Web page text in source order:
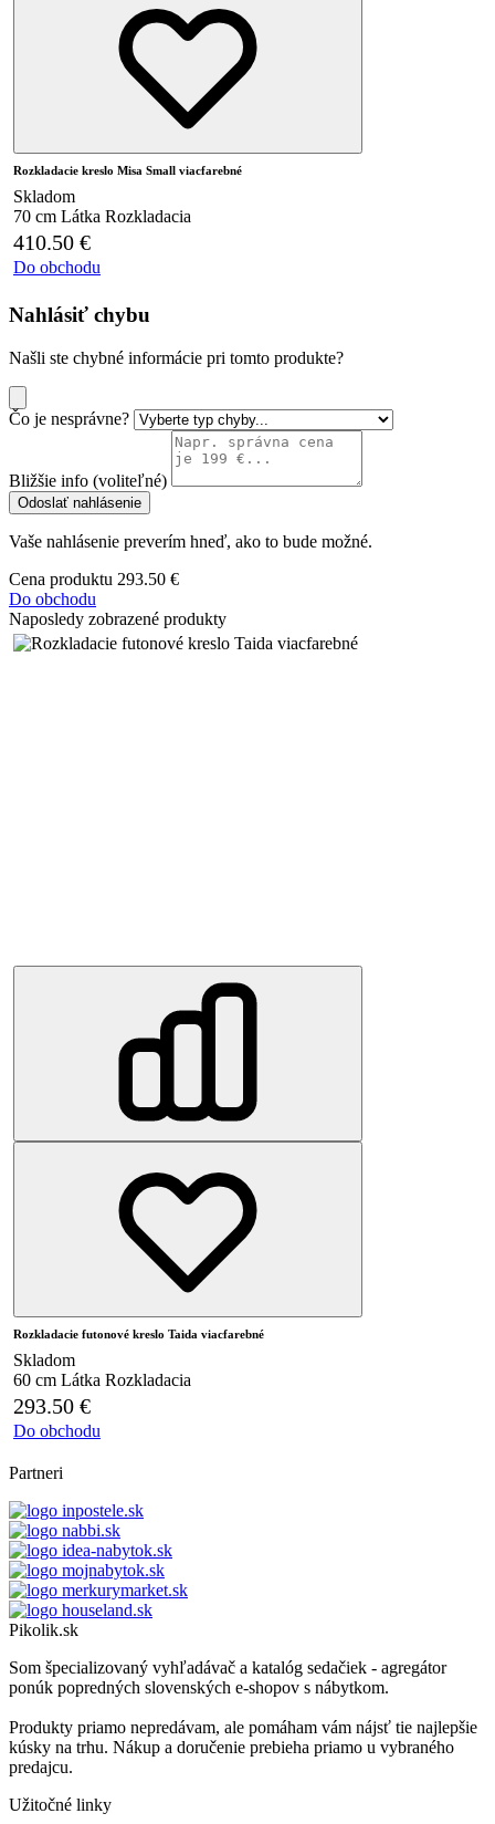
Rozkladacie kreslo Misa Small viacfarebné
Skladom
70 cm Látka Rozkladacia
410.50 €
Do obchodu
Nahlásiť chybu
Našli ste chybné informácie pri tomto produkte?
Čo je nesprávne?
Bližšie info (voliteľné)
Odoslať nahlásenie
Vaše nahlásenie preverím hneď, ako to bude možné.
Cena produktu 293.50 €
Do obchodu
Naposledy zobrazené produkty
Rozkladacie futonové kreslo Taida viacfarebné
Skladom
60 cm Látka Rozkladacia
293.50 €
Do obchodu
Partneri
Pikolik.sk
Som špecializovaný vyhľadávač a katalóg sedačiek - agregátor
ponúk popredných slovenských e-shopov s nábytkom.
Produkty priamo nepredávam, ale pomáham vám nájsť tie najlepšie
kúsky na trhu. Nákup a doručenie prebieha priamo u vybraného
predajcu.
Užitočné linky